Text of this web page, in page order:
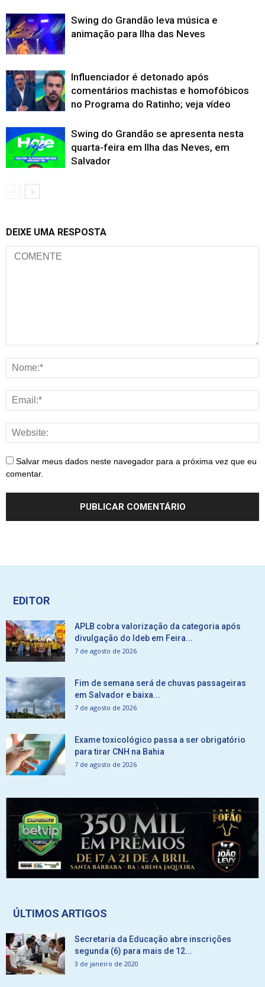
Swing do Grandão leva música e
animação para Ilha das Neves
Influenciador é detonado após
comentários machistas e homofóbicos
no Programa do Ratinho; veja vídeo
Swing do Grandão se apresenta nesta
quarta-feira em Ilha das Neves, em
Salvador
DEIXE UMA RESPOSTA
Salvar meus dados neste navegador para a próxima vez que eu
comentar.
EDITOR
APLB cobra valorização da categoria após
divulgação do Ideb em Feira...
7 de agosto de 2026
Fim de semana será de chuvas passageiras
em Salvador e baixa...
7 de agosto de 2026
Exame toxicológico passa a ser obrigatório
para tirar CNH na Bahia
7 de agosto de 2026
ÚLTIMOS ARTIGOS
Secretaria da Educação abre inscrições
segunda (6) para mais de 12...
3 de janeiro de 2020